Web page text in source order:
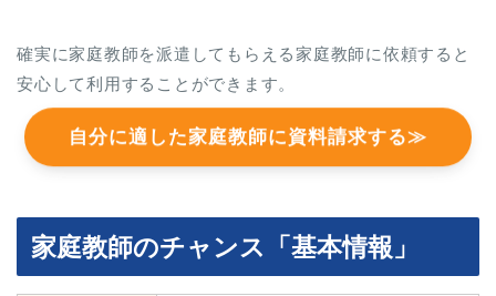
確実に家庭教師を派遣してもらえる家庭教師に依頼すると
安心して利用することができます。
自分に適した家庭教師に資料請求する≫
家庭教師のチャンス「基本情報」